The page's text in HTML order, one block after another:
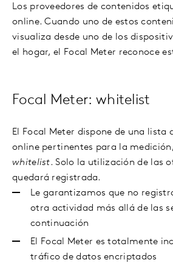
Los proveedores de contenidos
online. Cuando uno de estos
visualiza desde uno de los
el hogar, el Focal Meter reconoce
Focal Meter: whitelist
El Focal Meter dispone de una lista
online pertinentes para la
whitelist. Solo la utilización de las
quedará registrada.
Le garantizamos que no
otra actividad más allá de las
continuación
El Focal Meter es totalmente
tráfico de datos encriptados